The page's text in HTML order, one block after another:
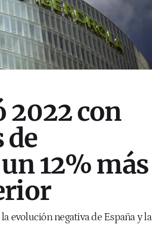
2022 con
de
12% más
evolución negativa de España y la